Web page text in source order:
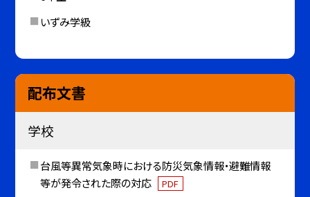
いずみ学級
配布文書
学校
台風等異常気象時における防災気象情報・避難情報
等が発令された際の対応
PDF